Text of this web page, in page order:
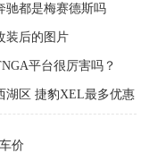
动车上牌地址
驰都是梅赛德斯吗
装后的图片
平台很厉害吗？
的车有什么优点
湖区 捷豹XEL最多优惠
价